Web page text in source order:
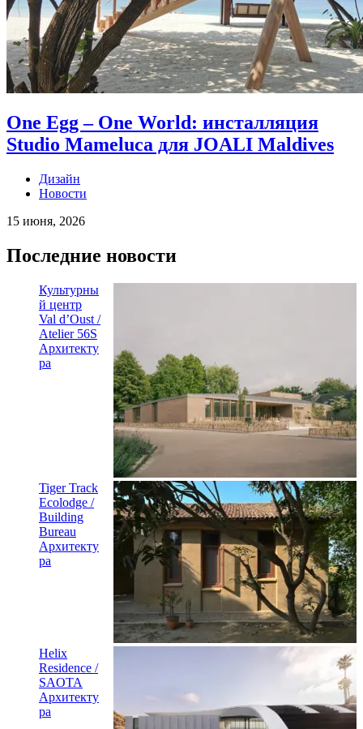
One Egg – One World: инсталляция
Studio Mameluca для JOALI Maldives
Дизайн
Новости
15 июня, 2026
Последние новости
Культурны
й центр
Val d’Oust /
Atelier 56S
Архитекту
ра
Tiger Track
Ecolodge /
Building
Bureau
Архитекту
ра
Helix
Residence /
SAOTA
Архитекту
ра